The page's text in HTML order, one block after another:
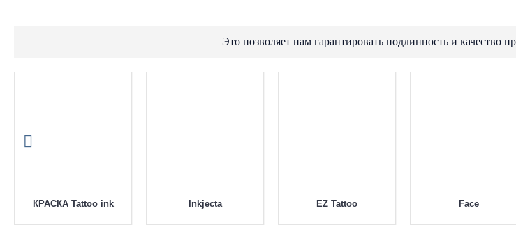
Это позволяет нам гарантировать подлинность и качество
КРАСКА Tattoo ink Inkjecta EZ Tattoo Face